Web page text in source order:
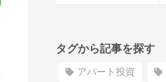
タグから記事を探す
アパート投資